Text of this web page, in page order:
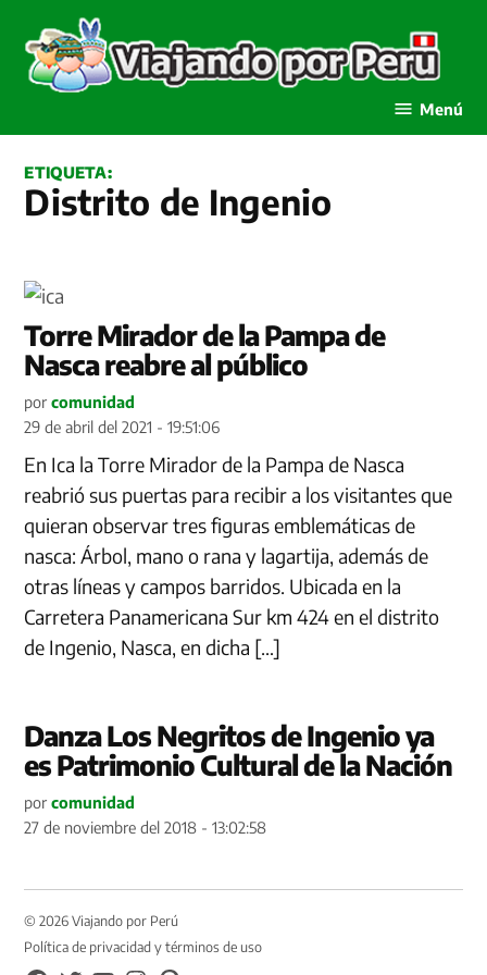
contenido
Menú
ETIQUETA:
Distrito de Ingenio
Torre Mirador de la Pampa de
Nasca reabre al público
por comunidad
29 de abril del 2021 - 19:51:06
En Ica la Torre Mirador de la Pampa de Nasca
reabrió sus puertas para recibir a los visitantes que
quieran observar tres figuras emblemáticas de
nasca: Árbol, mano o rana y lagartija, además de
otras líneas y campos barridos. Ubicada en la
Carretera Panamericana Sur km 424 en el distrito
de Ingenio, Nasca, en dicha […]
Danza Los Negritos de Ingenio ya
es Patrimonio Cultural de la Nación
por comunidad
27 de noviembre del 2018 - 13:02:58
© 2026 Viajando por Perú
Política de privacidad y términos de uso